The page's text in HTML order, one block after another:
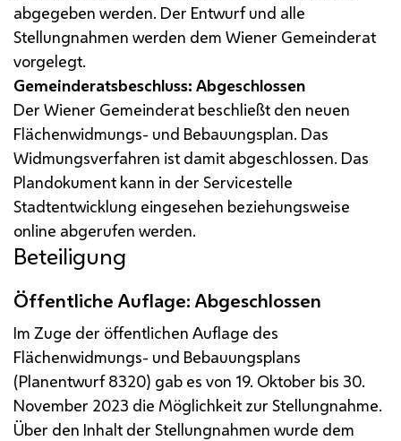
abgegeben werden. Der Entwurf und alle
Stellungnahmen werden dem Wiener Gemeinderat
vorgelegt.
Gemeinderatsbeschluss: Abgeschlossen
Der Wiener Gemeinderat beschließt den neuen
Flächenwidmungs- und Bebauungsplan. Das
Widmungsverfahren ist damit abgeschlossen. Das
Plandokument kann in der Servicestelle
Stadtentwicklung eingesehen beziehungsweise
online abgerufen werden.
Beteiligung
Öffentliche Auflage: Abgeschlossen
Im Zuge der öffentlichen Auflage des
Flächenwidmungs- und Bebauungsplans
(Planentwurf 8320) gab es von 19. Oktober bis 30.
November 2023 die Möglichkeit zur Stellungnahme.
Über den Inhalt der Stellungnahmen wurde dem